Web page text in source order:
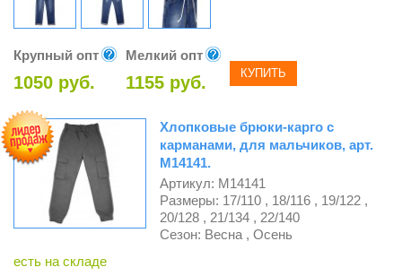
Крупный опт Мелкий опт
1050 руб. 1155 руб. КУПИТЬ
Хлопковые брюки-карго с
карманами, для мальчиков, арт.
М14141.
Артикул: М14141
Размеры: 17/110 , 18/116 , 19/122 ,
20/128 , 21/134 , 22/140
Сезон: Весна , Осень
есть на складе